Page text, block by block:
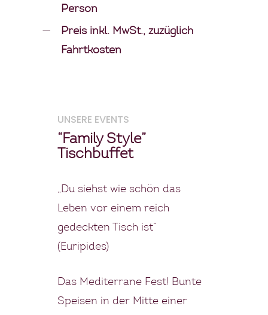
Person
Preis inkl. MwSt., zuzüglich
Fahrtkosten
UNSERE EVENTS
“Family Style”
Tischbuffet
„Du siehst wie schön das
Leben vor einem reich
gedeckten Tisch ist“
(Euripides)
Das Mediterrane Fest! Bunte
Speisen in der Mitte einer